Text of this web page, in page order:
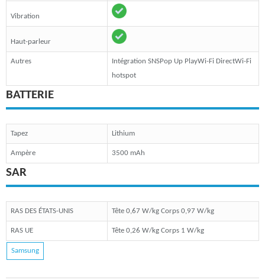
Vibration
Haut-parleur
Autres
Intégration SNSPop Up PlayWi-Fi DirectWi-Fi
hotspot
BATTERIE
Tapez Lithium
Ampère 3500 mAh
SAR
RAS DES ÉTATS-UNIS Tête 0,67 W/kg Corps 0,97 W/kg
RAS UE Tête 0,26 W/kg Corps 1 W/kg
Samsung